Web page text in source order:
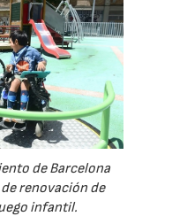
de Barcelona
renovación de
infantil.